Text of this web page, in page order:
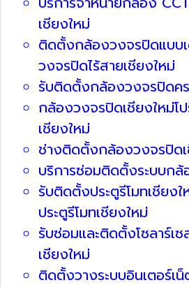
เชียงใหม่
ติดตั้งกล้องวงจรปิดแบบ
วงจรปิดไร้สายเชียงใหม่
รับติดตั้งกล้องวงจรปิดค
กล้องวงจรปิดเชียงใหม่โ
เชียงใหม่
ช่างติดตั้งกล้องวงจรปิด
บริการซ่อมติดตั้งระบบกล้
รับติดตั้งประตูรีโมทเชียง
ประตูรีโมทเชียงใหม่
รับซ่อมและติดตั้งโซลาร์เ
เชียงใหม่
ติดตั้งวางระบบอินเตอร์เน็